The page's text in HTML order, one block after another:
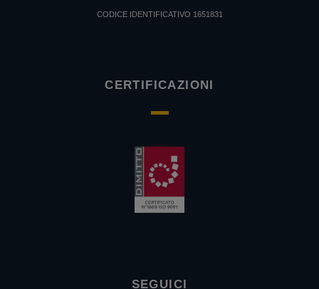
CODICE IDENTIFICATIVO 1651831
CERTIFICAZIONI
SEGUICI